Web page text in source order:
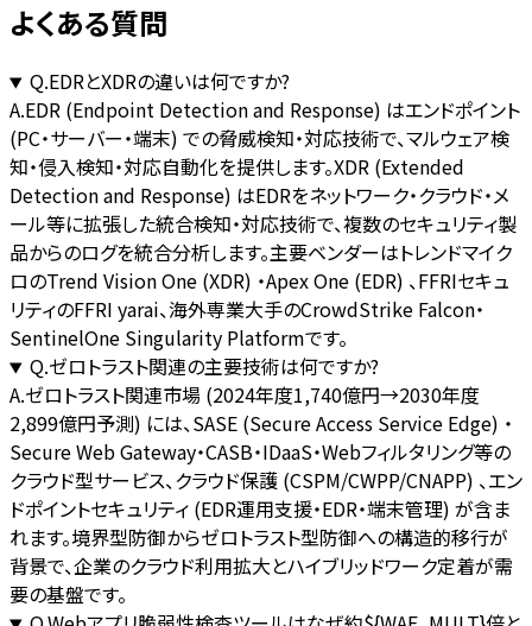
よくある質問
Q.EDRとXDRの違いは何ですか?
A.EDR (Endpoint Detection and Response) はエンドポイント
(PC・サーバー・端末) での脅威検知・対応技術で、マルウェア検
知・侵入検知・対応自動化を提供します。XDR (Extended
Detection and Response) はEDRをネットワーク・クラウド・メ
ール等に拡張した統合検知・対応技術で、複数のセキュリティ製
品からのログを統合分析します。主要ベンダーはトレンドマイク
ロのTrend Vision One (XDR) ・Apex One (EDR) 、FFRIセキュ
リティのFFRI yarai、海外専業大手のCrowdStrike Falcon・
SentinelOne Singularity Platformです。
Q.ゼロトラスト関連の主要技術は何ですか?
A.ゼロトラスト関連市場 (2024年度1,740億円→2030年度
2,899億円予測) には、SASE (Secure Access Service Edge) ・
Secure Web Gateway・CASB・IDaaS・Webフィルタリング等の
クラウド型サービス、クラウド保護 (CSPM/CWPP/CNAPP) 、エン
ドポイントセキュリティ (EDR運用支援・EDR・端末管理) が含ま
れます。境界型防御からゼロトラスト型防御への構造的移行が
背景で、企業のクラウド利用拡大とハイブリッドワーク定着が需
要の基盤です。